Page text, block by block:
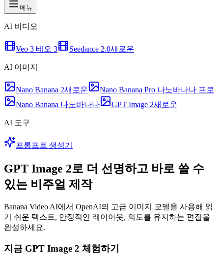
메뉴
AI 비디오
Veo 3 베오 3 Seedance 2.0새로운
AI 이미지
Nano Banana 2새로운
Nano Banana Pro 나노바나나 프로
Nano Banana 나노바나나
GPT Image 2새로운
AI 도구
프롬프트 생성기
GPT Image 2로 더 선명하고 바로 쓸 수
있는 비주얼 제작
Banana Video AI에서 OpenAI의 고급 이미지 모델을 사용해 읽
기 쉬운 텍스트, 안정적인 레이아웃, 의도를 유지하는 편집을
완성하세요.
지금 GPT Image 2 체험하기